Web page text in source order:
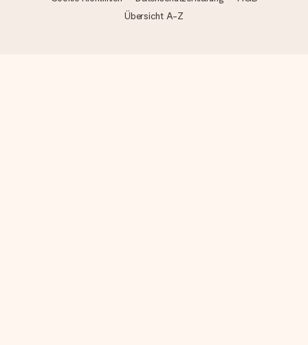
Übersicht A-Z